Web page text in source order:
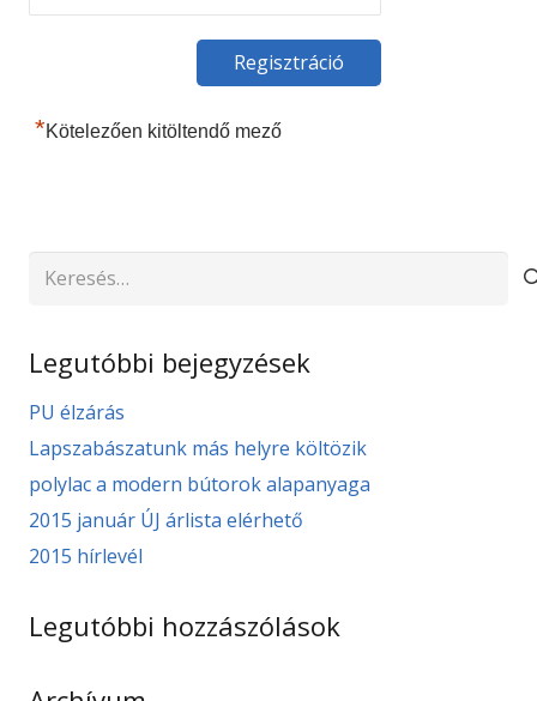
*Kötelezően kitöltendő mező
Keresés:
Legutóbbi bejegyzések
PU élzárás
Lapszabászatunk más helyre költözik
polylac a modern bútorok alapanyaga
2015 január ÚJ árlista elérhető
2015 hírlevél
Legutóbbi hozzászólások